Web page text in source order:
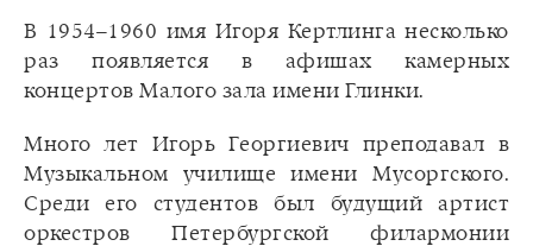
В 1954–1960 имя Игоря Кертлинга несколько
раз появляется в афишах камерных
концертов Малого зала имени Глинки.
Много лет Игорь Георгиевич преподавал в
Музыкальном училище имени Мусоргского.
Среди его студентов был будущий артист
оркестров Петербургской филармонии